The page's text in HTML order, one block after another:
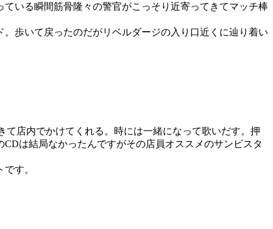
いる瞬間筋骨隆々の警官がこっそり近寄ってきてマッチ棒
歩いて戻ったのだがリベルダージの入り口近くに辿り着い
店内でかけてくれる。時には一緒になって歌いだす。押
は結局なかったんですがその店員オススメのサンビスタ
す。